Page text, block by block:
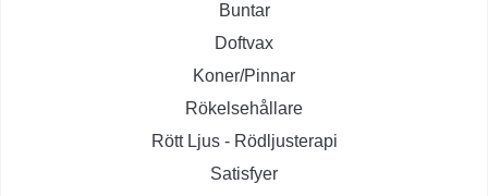
Buntar
Doftvax
Koner/Pinnar
Rökelsehållare
Rött Ljus - Rödljusterapi
Satisfyer